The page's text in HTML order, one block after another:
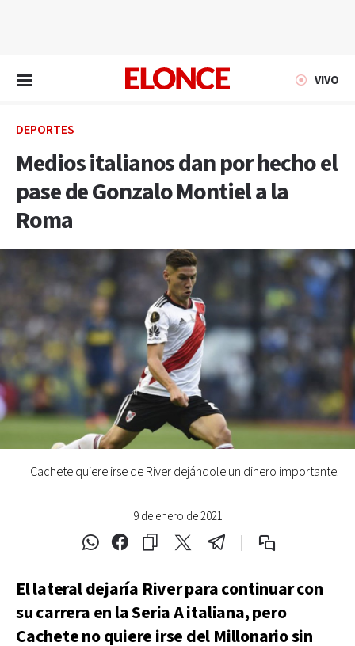
VIVO
DEPORTES
Medios italianos dan por hecho el
pase de Gonzalo Montiel a la
Roma
9 de enero de 2021
Cachete quiere irse de River dejándole un dinero importante.
El lateral dejaría River para continuar con
su carrera en la Seria A italiana, pero
Cachete no quiere irse del Millonario sin